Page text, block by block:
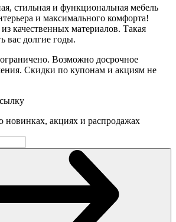
стильная и функциональная мебель
и максимального комфорта!
качественных материалов. Такая
вас долгие годы.
Возможно досрочное
Скидки по купонам и акциям не
новинках, акциях и распродажах